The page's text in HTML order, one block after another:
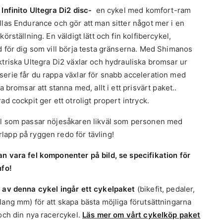
47~54cm, 172.5mm-55~59cm,
175mm-61cm
Shimano CN-M8100, 12- speed
Ultegra 12sp 11-34T CS-R8100,Ultegra
12sp, 11-34T
Ultegra 12sp FC-R8100, hollowtech 2,
for rear 12- speed, 165-170-172-
175mm, 50x34T Crank Length:170mm-
175mm-61cm
Velomann, AL6061, fully internal cable
routing stem, compatible with Acros
AICR system Ext: 90mm (47),
100mm(50/53), 110mm(55/57),
120mm(59/61)
Velomann Mitora Lite 139 saddle
139x250mm rail in carbon 7×9,1mm
Velomann, custom D-shape, alloy shaft
2014, head alloy 6061, Setback 25mm
L350mm =47>57cm; L380mm=
59>61cm
Infinito Ultegra Di2 disc- en cykel med komfort-ram
Endurance och gör att man sitter något mer i en
En väldigt lätt och fin kolfibercykel,
för dig som vill börja testa gränserna. Med Shimanos
Ultegra Di2 växlar och hydrauliska bromsar ur
får du rappa växlar för snabb acceleration med
bromsar att stanna med, allt i ett prisvärt paket..
cockpit ger ett otroligt propert intryck.
som passar nöjesåkaren likväl som personen med
på ryggen redo för tävling!
vara fel komponenter på bild, se specifikation för
av denna cykel ingår ett cykelpaket (bikefit, pedaler,
mm) för att skapa bästa möjliga förutsättningarna
din nya racercykel. Läs mer om vårt cykelköp paket